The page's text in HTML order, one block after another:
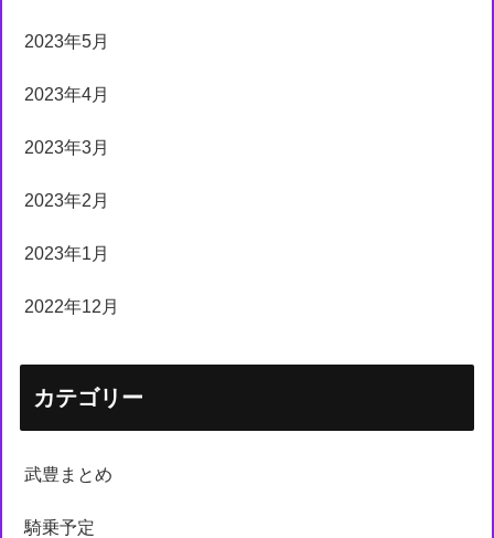
2023年5月
2023年4月
2023年3月
2023年2月
2023年1月
2022年12月
カテゴリー
武豊まとめ
騎乗予定